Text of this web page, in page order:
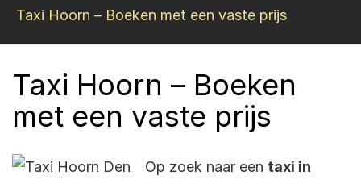
Taxi Hoorn – Boeken met een vaste prijs
Taxi Hoorn – Boeken
met een vaste prijs
Op zoek naar een taxi in